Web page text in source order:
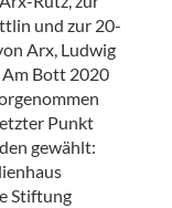
und zur 20-
Arx, Ludwig
Bott 2020
Punkt
gewählt:
Stiftung